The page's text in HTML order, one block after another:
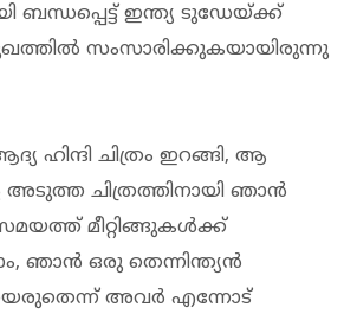
ബന്ധപ്പെട്ട് ഇന്ത്യ ടുഡേയ്ക്ക്
സംസാരിക്കുകയായിരുന്നു
ഹിന്ദി ചിത്രം ഇറങ്ങി, ആ
ചിത്രത്തിനായി ഞാന്‍
സമയത്ത് മീറ്റിങ്ങുകള്‍ക്ക്
ഞാന്‍ ഒരു തെന്നിന്ത്യന്‍
അവര്‍ എന്നോട്